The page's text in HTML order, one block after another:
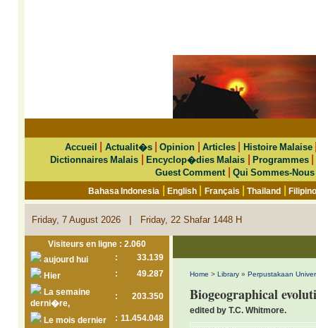
Accueil Actualit�s|Opinion Articles| Histoire Malaise
Dictionnaires Malais |Encyclop�dies Malais |Programmes
Guest Comment Qui Sommes-Nous
Bahasa Indonesia |English Français |Thailand |
Friday, 7 August 2026 | Friday, 22 Shafar 1448 H
Visiteurs en ligne : 2.060
aujourd hui
:
33.139
Hier
:
49.287
La semaine
derni�re,
: 203.350
Le mois dernier : 11.454.048
Home > Library » Perpustakaan
Biogeographical
edited by T.C. Whitmore.